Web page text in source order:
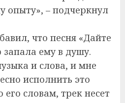
опыту», – подчеркнул
что песня «Дайте
ему в душу.
и слова, и мне
исполнить это
его словам, трек несет